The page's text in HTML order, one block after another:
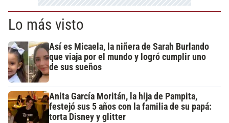
Lo más visto
Así es Micaela, la niñera de Sarah Burlando
que viaja por el mundo y logró cumplir uno
de sus sueños
Anita García Moritán, la hija de Pampita,
festejó sus 5 años con la familia de su papá:
torta Disney y glitter